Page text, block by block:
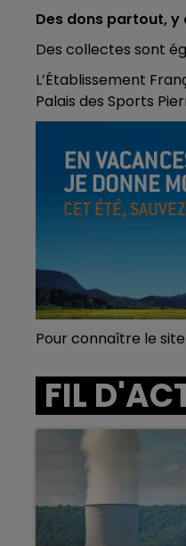
Des dons partout, y
Des collectes sont
L’Établissement
Palais des Sports
Pour connaître le
FIL